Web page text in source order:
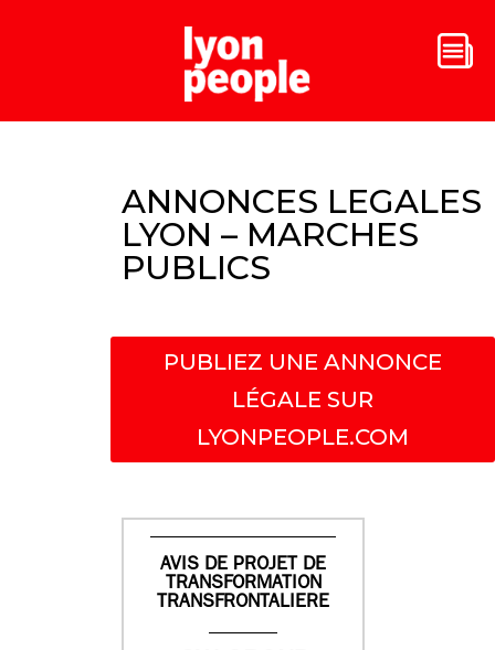
ANNONCES LEGALES
LYON – MARCHES
PUBLICS
PUBLIEZ UNE ANNONCE
LÉGALE SUR
LYONPEOPLE.COM
AVIS DE PROJET DE
TRANSFORMATION
TRANSFRONTALIERE